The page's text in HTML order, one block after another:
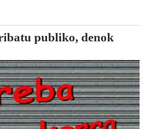
publiko, denok